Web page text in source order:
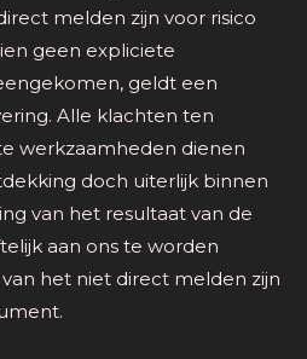
melden zijn voor risico
geen expliciete
geldt een
Alle klachten ten
werkzaamheden dienen
doch uiterlijk binnen
van het resultaat van de
aan ons te worden
het niet direct melden zijn